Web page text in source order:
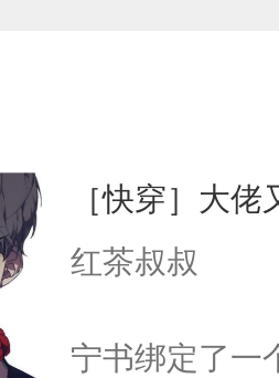
［快穿］大
红茶叔叔
宁书绑定了一